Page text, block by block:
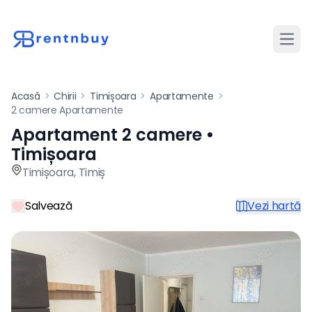
Acasă > Chirii > Timișoara > Apartamente >
2 camere Apartamente
Apartament de închiriat cu
Apartament 2 camere •
Timișoara
Timișoara, Timiș
Salvează Vezi hartă